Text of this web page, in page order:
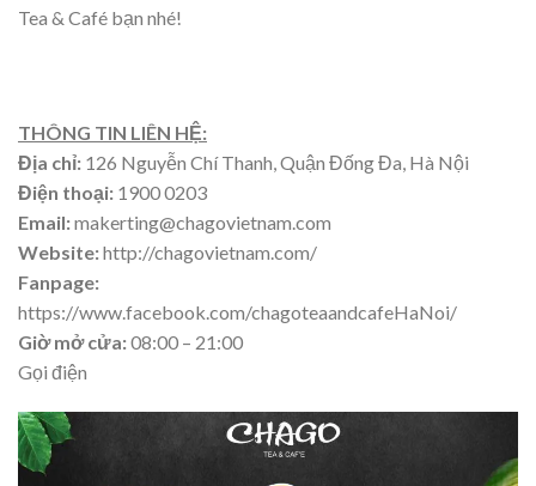
Tea & Café bạn nhé!
THÔNG TIN LIÊN HỆ:
Địa chỉ: 126 Nguyễn Chí Thanh, Quận Đống Đa, Hà Nội
Điện thoại: 1900 0203
Email:makerting@chagovietnam.com
Website:http://chagovietnam.com/
Fanpage:
https://www.facebook.com/chagoteaandcafeHaNoi/
Giờ mở cửa:08:00 – 21:00
Gọi điện